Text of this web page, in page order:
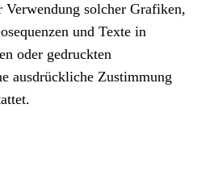
solcher Grafiken,
und Texte in
oder gedruckten
ausdrückliche Zustimmung